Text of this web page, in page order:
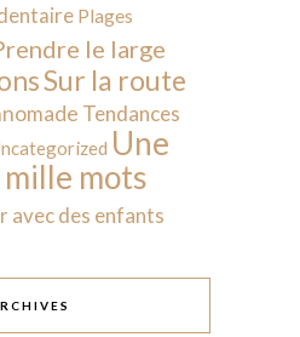
Plages
le large
Sur la route
Tendances
Une
mots
avec des enfants